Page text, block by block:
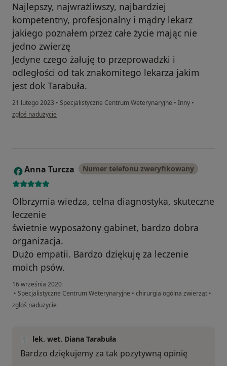
Najlepszy, najwrażliwszy, najbardziej
kompetentny, profesjonalny i mądry lekarz
jakiego poznałem przez całe życie mając nie
jedno zwierzę
Jedyne czego żałuję to przeprowadzki i
odległości od tak znakomitego lekarza jakim
jest dok Tarabuła.
21 lutego 2023 • Specjalistyczne Centrum Weterynaryjne • Inny •
w opinii użytkownika Kuba
zgłoś nadużycie
A Anna Turcza Numer telefonu zweryfikowany
Olbrzymia wiedza, celna diagnostyka, skuteczne
leczenie
świetnie wyposażony gabinet, bardzo dobra
organizacja.
Dużo empatii. Bardzo dziękuję za leczenie
moich psów.
16 września 2020
• Specjalistyczne Centrum Weterynaryjne • chirurgia ogólna zwierząt •
w opinii użytkownika Anna Turcza
zgłoś nadużycie
lek. wet. Diana Tarabuła
Bardzo dziękujemy za tak pozytywną opinię